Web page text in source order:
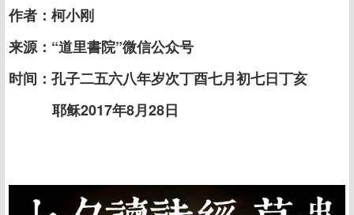
作者：柯小刚
来源：“道里書院”微信公众号
时间：孔子二五六八年岁次丁酉七月初七日丁亥
耶稣2017年8月28日